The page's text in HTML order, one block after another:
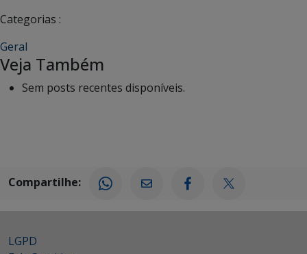
Categorias :
Geral
Veja Também
Sem posts recentes disponíveis.
Compartilhe:
LGPD